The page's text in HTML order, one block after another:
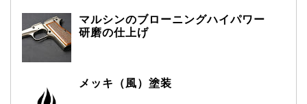
マルシンのブローニングハイパワー
研磨の仕上げ
メッキ（風）塗装